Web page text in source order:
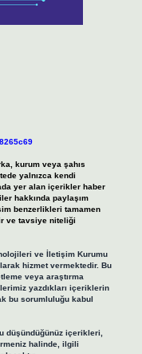
kurum veya şahıs
yalnızca kendi
yer alan içerikler haber
hakkında paylaşım
benzerlikleri tamamen
ve tavsiye niteliği
ve İletişim Kurumu
hizmet vermektedir. Bu
veya araştırma
yazdıkları içeriklerin
bu sorumluluğu kabul
düşündüğünüz içerikleri,
halinde, ilgili